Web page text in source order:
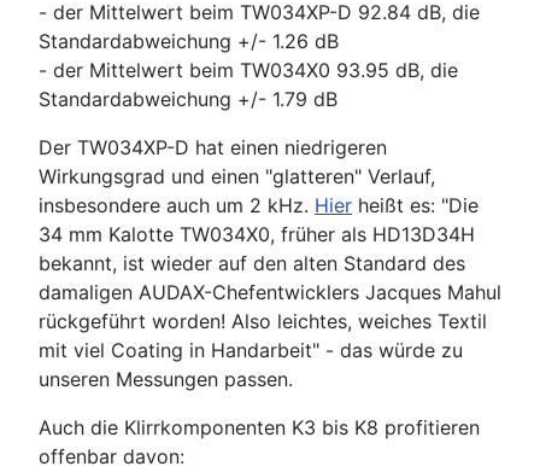
- der Mittelwert beim TW034XP-D 92.84 dB, die
Standardabweichung +/- 1.26 dB
- der Mittelwert beim TW034X0 93.95 dB, die
Standardabweichung +/- 1.79 dB
Der TW034XP-D hat einen niedrigeren
Wirkungsgrad und einen "glatteren" Verlauf,
insbesondere auch um 2 kHz. Hier heißt es: "Die
34 mm Kalotte TW034X0, früher als HD13D34H
bekannt, ist wieder auf den alten Standard des
damaligen AUDAX-Chefentwicklers Jacques Mahul
rückgeführt worden! Also leichtes, weiches Textil
mit viel Coating in Handarbeit" - das würde zu
unseren Messungen passen.
Auch die Klirrkomponenten K3 bis K8 profitieren
offenbar davon: